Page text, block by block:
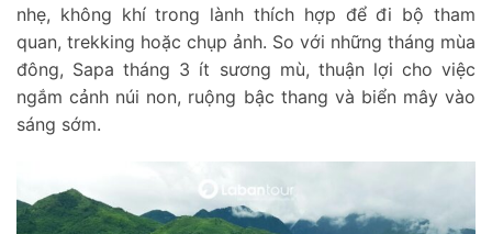
nhẹ, không khí trong lành thích hợp để đi bộ tham
quan, trekking hoặc chụp ảnh. So với những tháng mùa
đông, Sapa tháng 3 ít sương mù, thuận lợi cho việc
ngắm cảnh núi non, ruộng bậc thang và biển mây vào
sáng sớm.